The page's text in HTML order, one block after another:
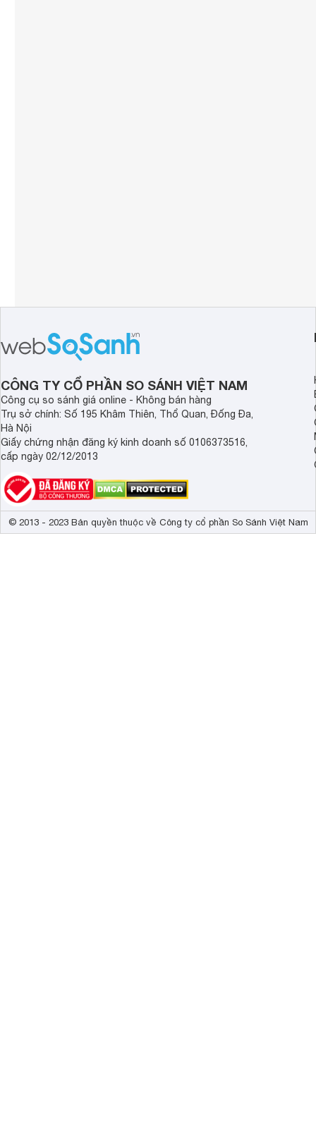
CÔNG TY CỔ PHẦN SO SÁNH VIỆT NAM
Công cụ so sánh giá online - Không bán hàng
Trụ sở chính: Số 195 Khâm Thiên, Thổ Quan, Đống Đa,
Hà Nội
Giấy chứng nhận đăng ký kinh doanh số 0106373516,
cấp ngày 02/12/2013
© 2013 - 2023 Bản quyền thuộc về Công ty cổ phần So Sánh Việt Nam